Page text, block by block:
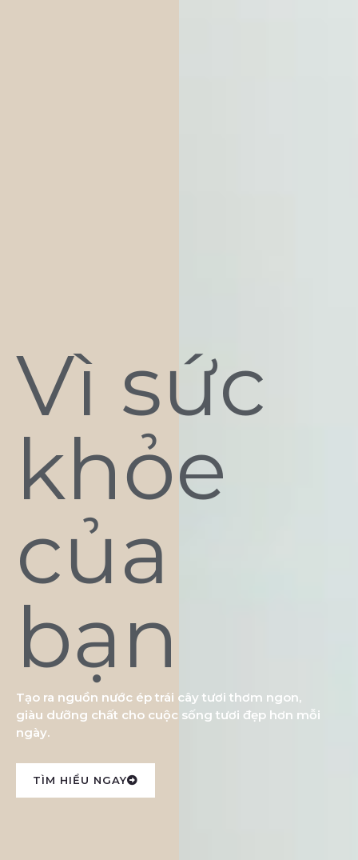
Vì sức
khỏe
của
bạn
Tạo ra nguồn nước ép trái cây tươi thơm ngon,
giàu dưỡng chất cho cuộc sống tươi đẹp hơn mỗi
ngày.
TÌM HIỂU NGAY